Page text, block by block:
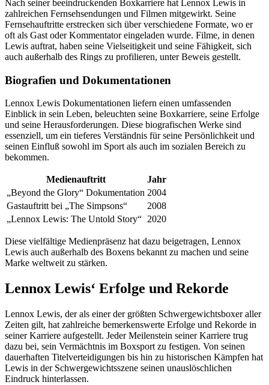
Nach seiner beeindruckenden Boxkarriere hat Lennox Lewis in
zahlreichen Fernsehsendungen und Filmen mitgewirkt. Seine
Fernsehauftritte erstrecken sich über verschiedene Formate, wo er
oft als Gast oder Kommentator eingeladen wurde. Filme, in denen
Lewis auftrat, haben seine Vielseitigkeit und seine Fähigkeit, sich
auch außerhalb des Rings zu profilieren, unter Beweis gestellt.
Biografien und Dokumentationen
Lennox Lewis Dokumentationen liefern einen umfassenden
Einblick in sein Leben, beleuchten seine Boxkarriere, seine Erfolge
und seine Herausforderungen. Diese biografischen Werke sind
essenziell, um ein tieferes Verständnis für seine Persönlichkeit und
seinen Einfluß sowohl im Sport als auch im sozialen Bereich zu
bekommen.
Medienauftritt
Jahr
„Beyond the Glory“ Dokumentation 2004
Gastauftritt bei „The Simpsons“
2008
„Lennox Lewis: The Untold Story“ 2020
Diese vielfältige Medienpräsenz hat dazu beigetragen, Lennox
Lewis auch außerhalb des Boxens bekannt zu machen und seine
Marke weltweit zu stärken.
Lennox Lewis‘ Erfolge und Rekorde
Lennox Lewis, der als einer der größten Schwergewichtsboxer aller
Zeiten gilt, hat zahlreiche bemerkenswerte Erfolge und Rekorde in
seiner Karriere aufgestellt. Jeder Meilenstein seiner Karriere trug
dazu bei, sein Vermächtnis im Boxsport zu festigen. Von seinen
dauerhaften Titelverteidigungen bis hin zu historischen Kämpfen hat
Lewis in der Schwergewichtsszene seinen unauslöschlichen
Eindruck hinterlassen.